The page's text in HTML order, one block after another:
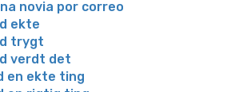
novia por correo
ekte
trygt
verdt det
en ekte ting